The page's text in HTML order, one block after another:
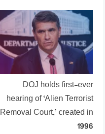
DOJ holds first-ever
hearing of ‘Alien Terrorist
Removal Court,’ created in
1996